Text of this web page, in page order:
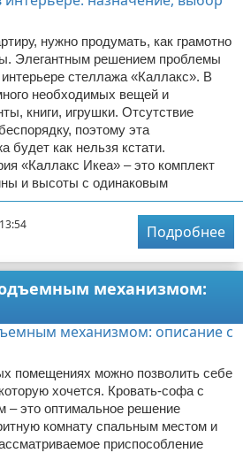
нужно продумать, как грамотно
Элегантным решением проблемы
стеллажа «Каллакс». В
необходимых вещей и
книги, игрушки. Отсутствие
поэтому эта
будет как нельзя кстати.
«Каллакс Икеа» – это комплект
и высоты с одинаковым
Подробнее
механизмом:
помещениях можно позволить себе
хочется. Кровать-софа с
это оптимальное решение
комнату спальным местом и
приспособление